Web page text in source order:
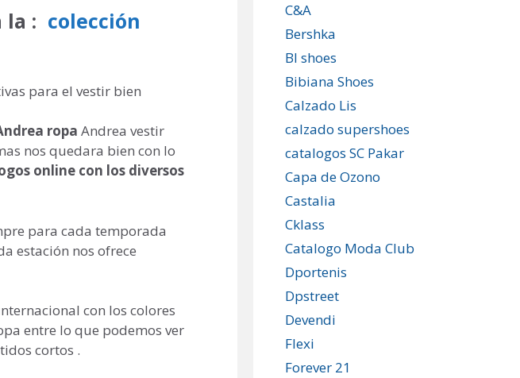
la : colección
para el vestir bien
ropa Andrea vestir
nos quedara bien con lo
online con los diversos
para cada temporada
estación nos ofrece
con los colores
entre lo que podemos ver
cortos .
C&A
Bershka
Bl shoes
Bibiana Shoes
Calzado Lis
calzado supershoes
catalogos SC Pakar
Capa de Ozono
Castalia
Cklass
Catalogo Moda Club
Dportenis
Dpstreet
Devendi
Flexi
Forever 21